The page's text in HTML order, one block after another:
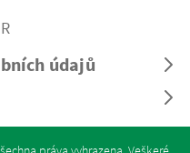
údajů